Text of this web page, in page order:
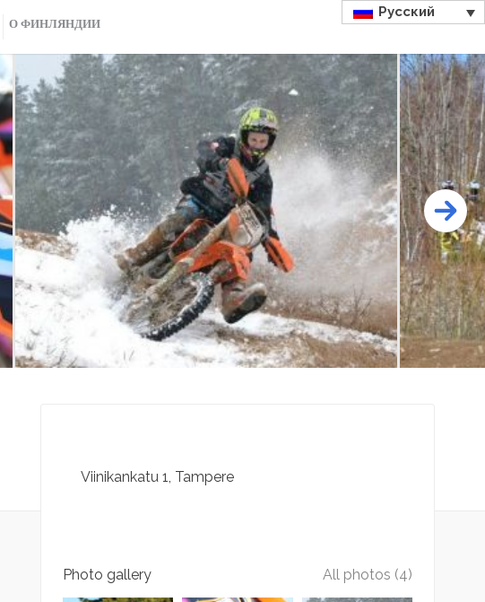
О ФИНЛЯНДИИ
Русский
Viinikankatu 1 Tampere
Photo gallery All photos (4)